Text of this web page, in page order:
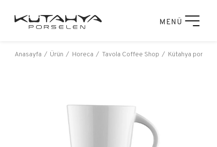
MENÜ
Anasayfa Ürün Horeca Tavola Coffee Shop Kütahya